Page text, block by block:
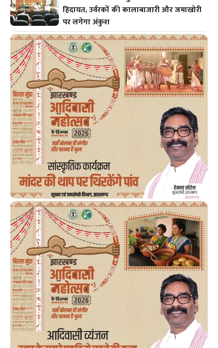
हिदायत, उर्वरकों की कालाबाजारी और जमाखोरी
पर लगेगा अंकुश